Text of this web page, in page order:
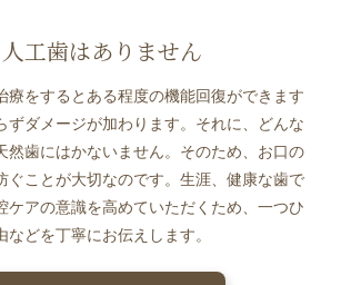
工歯はありません
療をするとある程度の機能回復ができます
ずダメージが加わります。それに、どんな
然歯にはかないません。そのため、お口の
ぐことが大切なのです。生涯、健康な歯で
ケアの意識を高めていただくため、一つひ
などを丁寧にお伝えします。